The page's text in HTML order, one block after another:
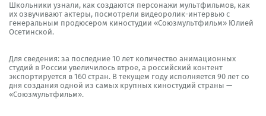
Школьники узнали, как создаются персонажи мультфильмов, как
их озвучивают актеры, посмотрели видеоролик-интервью с
генеральным продюсером киностудии «Союзмультфильм» Юлией
Осетинской.
Для сведения: за последние 10 лет количество анимационных
студий в России увеличилось втрое, а российский контент
экспортируется в 160 стран. В текущем году исполняется 90 лет со
дня создания одной из самых крупных киностудий страны —
«Союзмультфильм».